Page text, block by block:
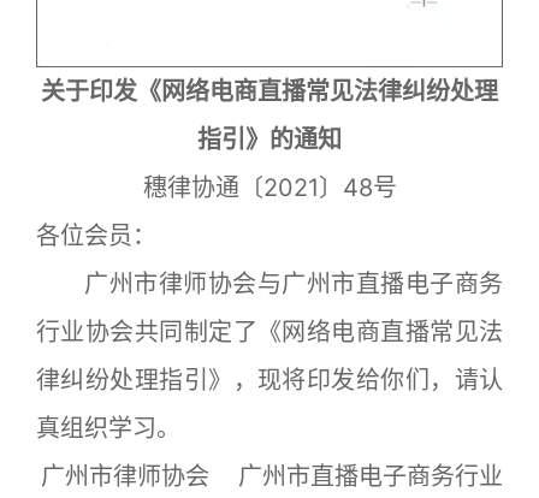
关于印发《网络电商直播常见法律纠纷处理
指引》的通知
穗律协通〔2021〕48号
各位会员：
广州市律师协会与广州市直播电子商务
行业协会共同制定了《网络电商直播常见法
律纠纷处理指引》，现将印发给你们，请认
真组织学习。
广州市律师协会 广州市直播电子商务行业